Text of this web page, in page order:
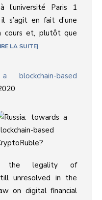
l’université Paris 1
s’agit en fait d’une
cours et, plutôt que
LA SUITE
blockchain-based
the legality of
unresolved in the
on digital financial